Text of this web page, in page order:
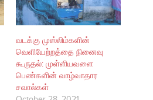
வடக்கு முஸ்லிம்களின்
வெளியேற்றத்தை நினைவு
கூருதல்: முள்ளியவளை
பெண்களின் வாழ்வாதார
சவால்கள்